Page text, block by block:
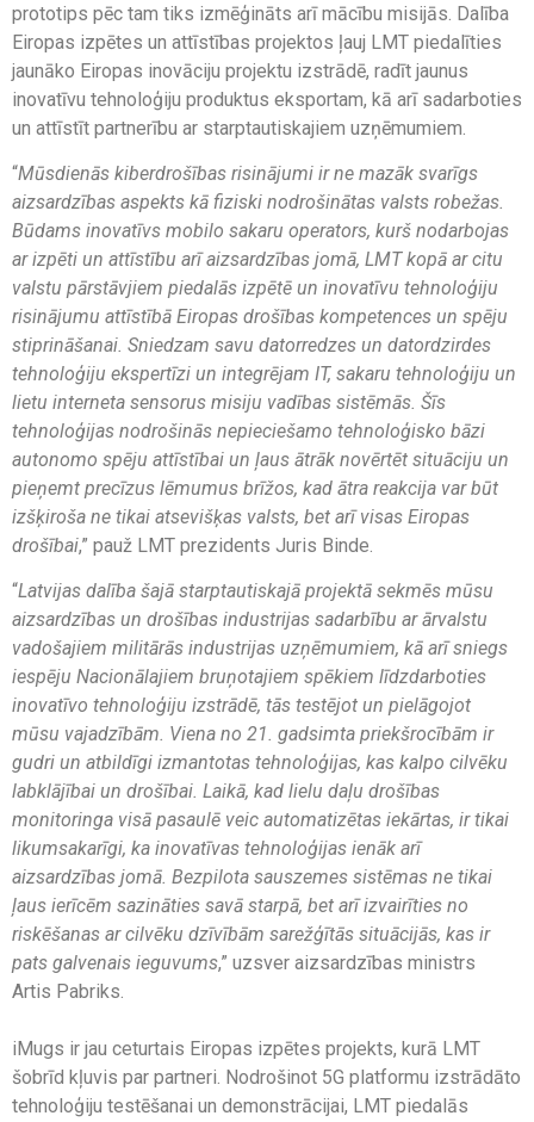
prototips pēc tam tiks izmēģināts arī mācību misijās. Dalība
Eiropas izpētes un attīstības projektos ļauj LMT piedalīties
jaunāko Eiropas inovāciju projektu izstrādē, radīt jaunus
inovatīvu tehnoloģiju produktus eksportam, kā arī sadarboties
un attīstīt partnerību ar starptautiskajiem uzņēmumiem.
“Mūsdienās kiberdrošības risinājumi ir ne mazāk svarīgs
aizsardzības aspekts kā fiziski nodrošinātas valsts robežas.
Būdams inovatīvs mobilo sakaru operators, kurš nodarbojas
ar izpēti un attīstību arī aizsardzības jomā, LMT kopā ar citu
valstu pārstāvjiem piedalās izpētē un inovatīvu tehnoloģiju
risinājumu attīstībā Eiropas drošības kompetences un spēju
stiprināšanai. Sniedzam savu datorredzes un datordzirdes
tehnoloģiju ekspertīzi un integrējam IT, sakaru tehnoloģiju un
lietu interneta sensorus misiju vadības sistēmās. Šīs
tehnoloģijas nodrošinās nepieciešamo tehnoloģisko bāzi
autonomo spēju attīstībai un ļaus ātrāk novērtēt situāciju un
pieņemt precīzus lēmumus brīžos, kad ātra reakcija var būt
izšķiroša ne tikai atsevišķas valsts, bet arī visas Eiropas
drošībai,” pauž LMT prezidents Juris Binde.
“Latvijas dalība šajā starptautiskajā projektā sekmēs mūsu
aizsardzības un drošības industrijas sadarbību ar ārvalstu
vadošajiem militārās industrijas uzņēmumiem, kā arī sniegs
iespēju Nacionālajiem bruņotajiem spēkiem līdzdarboties
inovatīvo tehnoloģiju izstrādē, tās testējot un pielāgojot
mūsu vajadzībām. Viena no 21. gadsimta priekšrocībām ir
gudri un atbildīgi izmantotas tehnoloģijas, kas kalpo cilvēku
labklājībai un drošībai. Laikā, kad lielu daļu drošības
monitoringa visā pasaulē veic automatizētas iekārtas, ir tikai
likumsakarīgi, ka inovatīvas tehnoloģijas ienāk arī
aizsardzības jomā. Bezpilota sauszemes sistēmas ne tikai
ļaus ierīcēm sazināties savā starpā, bet arī izvairīties no
riskēšanas ar cilvēku dzīvībām sarežģītās situācijās, kas ir
pats galvenais ieguvums,” uzsver aizsardzības ministrs
Artis Pabriks.
iMugs ir jau ceturtais Eiropas izpētes projekts, kurā LMT
šobrīd kļuvis par partneri. Nodrošinot 5G platformu izstrādāto
tehnoloģiju testēšanai un demonstrācijai, LMT piedalās